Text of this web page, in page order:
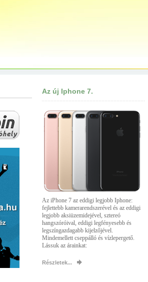
Az új Iphone 7.
Az iPhone 7 az eddigi legjobb Iphone:
fejlettebb kamerarendszerével és az eddigi
legjobb aksiüzemidejével, sztereó
hangszóróival, eddigi legfényesebb és
legszíngazdagabb kijelzőjével.
Mindemellett cseppálló és vízlepergető.
Lássuk az árainkat:
Részletek...